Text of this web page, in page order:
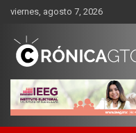
Saltar
contenido
viernes, agosto 7, 2026
CRONICA